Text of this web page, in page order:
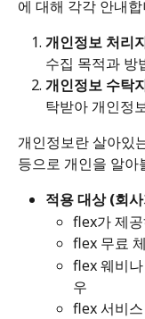
에 대해 각각 안내합
개인정보 처리
수집 목적과 방
개인정보 수탁
탁받아 개인정
개인정보란 살아있
등으로 개인을 알아
적용 대상 (회
flex가 제
flex 무료
flex 웨비
우
flex 서비